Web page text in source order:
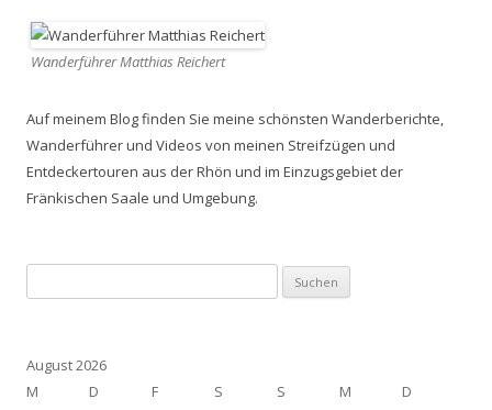
Wanderführer Matthias Reichert
Auf meinem Blog finden Sie meine schönsten Wanderberichte,
Wanderführer und Videos von meinen Streifzügen und
Entdeckertouren aus der Rhön und im Einzugsgebiet der
Fränkischen Saale und Umgebung.
nach:
August 2026
M
D F S S M
D